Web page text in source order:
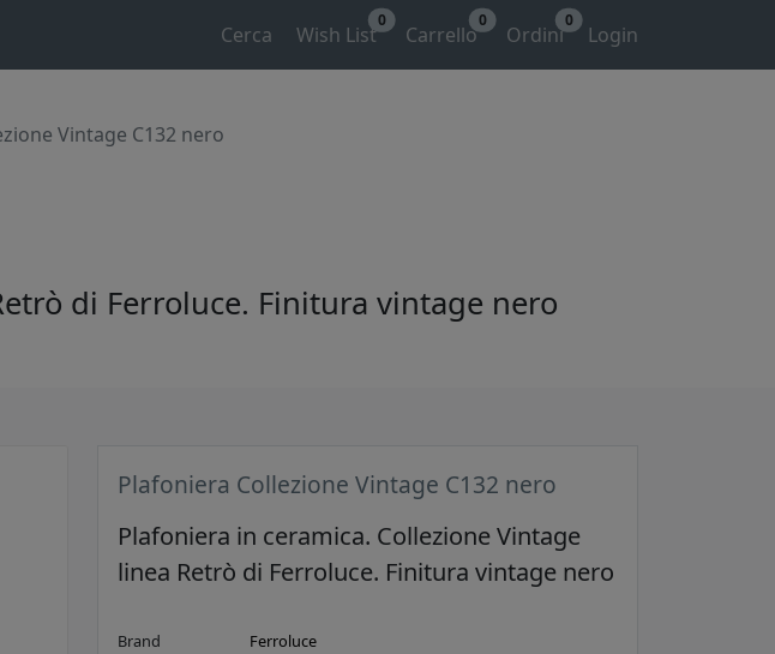
Cerca Wish List
0
Carrello
0
Ordini
0
Login
Vintage C132 nero
di Ferroluce. Finitura vintage nero
Plafoniera Collezione Vintage C132 nero
Plafoniera in ceramica. Collezione Vintage
linea Retrò di Ferroluce. Finitura vintage nero
Brand
Ferroluce